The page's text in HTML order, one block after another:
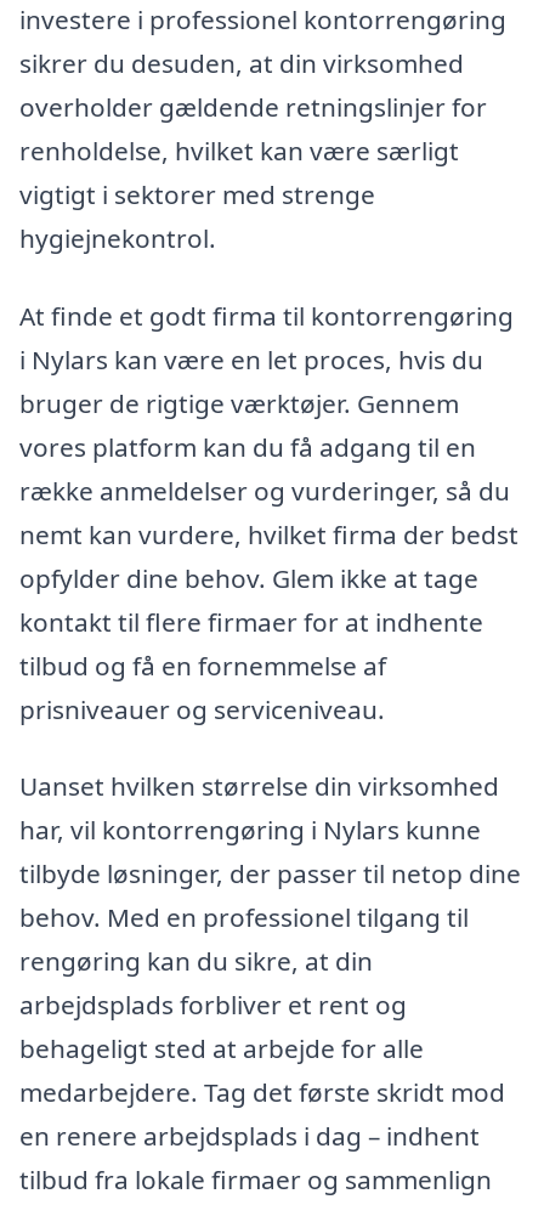
investere i professionel kontorrengøring
sikrer du desuden, at din virksomhed
overholder gældende retningslinjer for
renholdelse, hvilket kan være særligt
vigtigt i sektorer med strenge
hygiejnekontrol.
At finde et godt firma til kontorrengøring
i Nylars kan være en let proces, hvis du
bruger de rigtige værktøjer. Gennem
vores platform kan du få adgang til en
række anmeldelser og vurderinger, så du
nemt kan vurdere, hvilket firma der bedst
opfylder dine behov. Glem ikke at tage
kontakt til flere firmaer for at indhente
tilbud og få en fornemmelse af
prisniveauer og serviceniveau.
Uanset hvilken størrelse din virksomhed
har, vil kontorrengøring i Nylars kunne
tilbyde løsninger, der passer til netop dine
behov. Med en professionel tilgang til
rengøring kan du sikre, at din
arbejdsplads forbliver et rent og
behageligt sted at arbejde for alle
medarbejdere. Tag det første skridt mod
en renere arbejdsplads i dag – indhent
tilbud fra lokale firmaer og sammenlign